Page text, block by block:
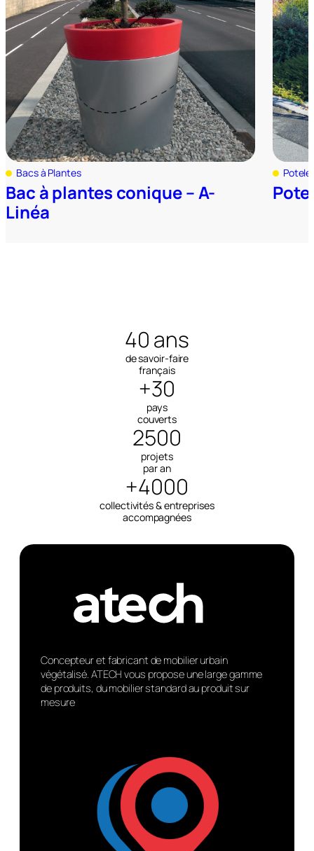
Bacs à Plantes
Bac à plantes conique – A-
Linéa
40 ans
de savoir-faire
français
+30
pays
couverts
2500
projets
par an
+4000
collectivités & entreprises
accompagnées
Concepteur et fabricant de mobilier urbain
végétalisé. ATECH vous propose une large gamme
de produits, du mobilier standard au produit sur
mesure